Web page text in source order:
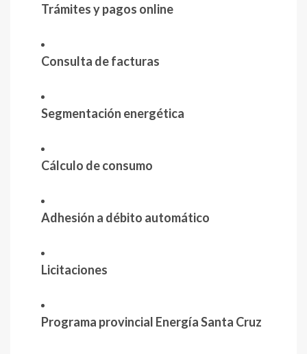
Trámites y pagos online
Consulta de facturas
Segmentación energética
Cálculo de consumo
Adhesión a débito automático
Licitaciones
Programa provincial Energía Santa Cruz